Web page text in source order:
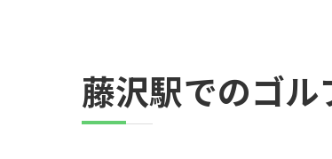
藤沢駅でのゴ